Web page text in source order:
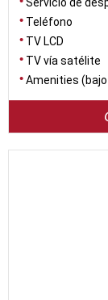
Teléfono
TV LCD
TV vía satélite
Amenities